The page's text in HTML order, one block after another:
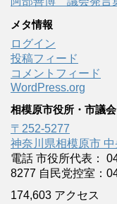
メタ情報
ログイン
投稿フィード
コメントフィード
WordPress.org
相模原市役所・市議会
〒252-5277
神奈川県相模原市
電話 市役所代表：
8277 自民党控室：
174,603 アクセス